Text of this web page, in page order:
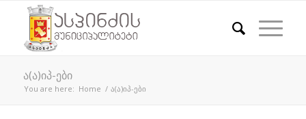
ა(ა)იპ-ები
You are here: Home / ა(ა)იპ-ები